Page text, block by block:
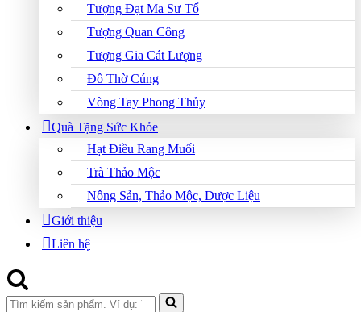
Tượng Đạt Ma Sư Tổ
Tượng Quan Công
Tượng Gia Cát Lượng
Đồ Thờ Cúng
Vòng Tay Phong Thủy
Quà Tặng Sức Khỏe
Hạt Điều Rang Muối
Trà Thảo Mộc
Nông Sản, Thảo Mộc, Dược Liệu
Giới thiệu
Liên hệ
Search